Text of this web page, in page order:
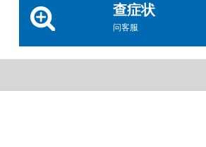
查症状
问客服